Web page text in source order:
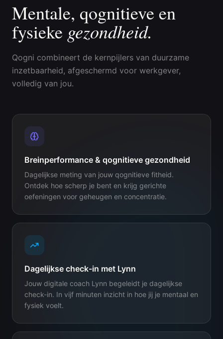
Mentale, qognitieve en
fysieke gezondheid.
Qogni combineert de kernpijlers van duurzame
inzetbaarheid, afgeschermd voor werkgever,
volledig van jou.
Breinperformance & qognitieve gezondheid
Dagelijkse meting van jouw qognitieve fitheid.
Ontdek hoe scherp je bent en krijg gerichte
oefeningen voor geheugen en concentratie.
Dagelijkse check-in met Lynn
Jouw digitale coach Lynn begeleidt je dagelijkse
check-in. In vijf minuten inzicht in hoe jij je mentaal en
fysiek voelt.